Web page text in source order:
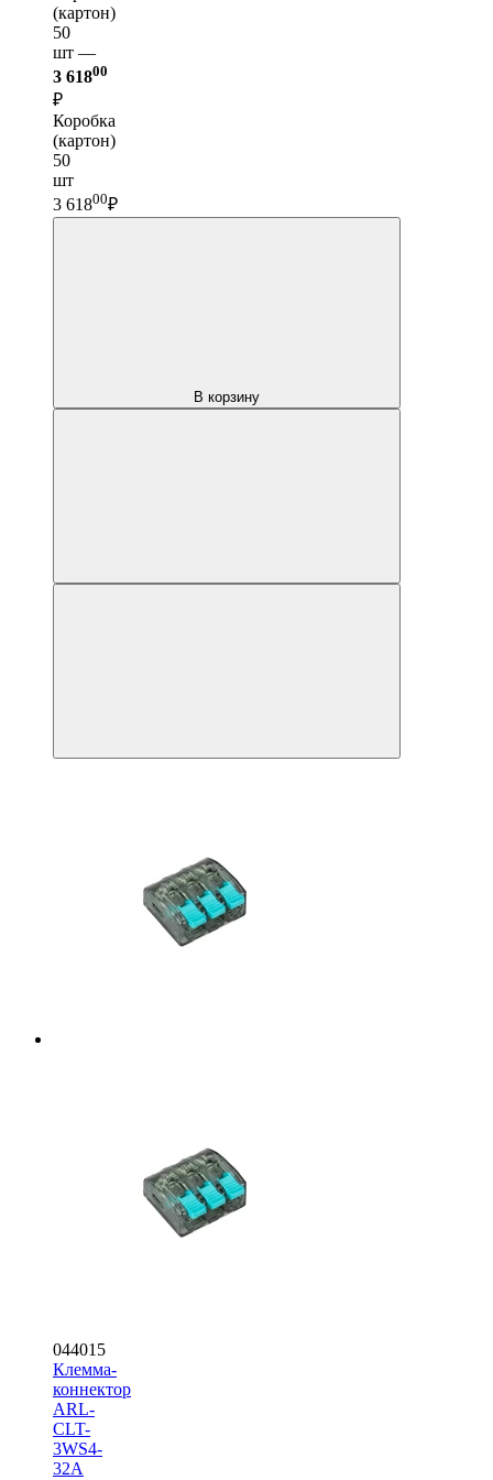
(картон)
50
шт —
3 61800
₽
Коробка
(картон)
50
шт
3 61800₽
В корзину
044015
Клемма-
коннектор
ARL-
CLT-
3WS4-
32A